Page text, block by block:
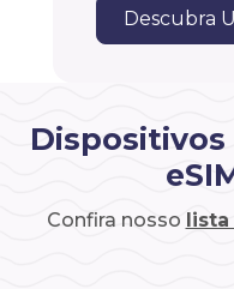
Descubra
Confira nosso